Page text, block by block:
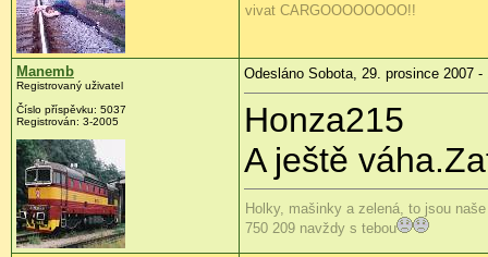
vivat CARGOOOOOOOO!!
Manemb
Registrovaný uživatel
Číslo příspěvku: 5037
Registrován: 3-2005
Odesláno Sobota, 29. prosince 2007 -
Honza215
A ještě
Holky, mašinky a zelená, to jsou
750 209 navždy s tebou